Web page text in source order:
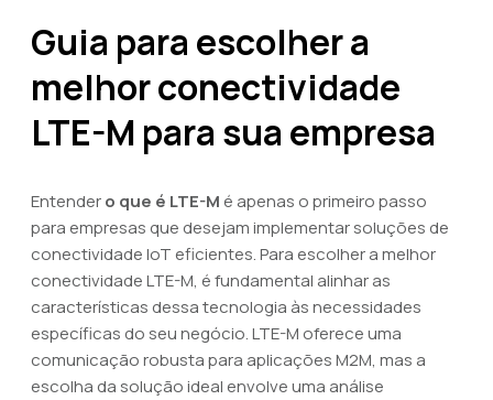
Guia para escolher a
melhor conectividade
LTE-M para sua empresa
Entendero que é LTE-M é apenas o primeiro passo
para empresas que desejam implementar soluções de
conectividade IoT eficientes. Para escolher a melhor
conectividade LTE-M, é fundamental alinhar as
características dessa tecnologia às necessidades
específicas do seu negócio. LTE-M oferece uma
comunicação robusta para aplicações M2M, mas a
escolha da solução ideal envolve uma análise